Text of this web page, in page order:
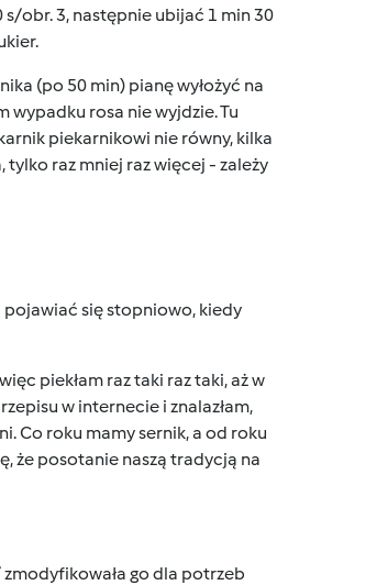
obr. 3, następnie ubijać 1 min 30
(po 50 min) pianę wyłożyć na
wypadku rosa nie wyjdzie. Tu
piekarnikowi nie równy, kilka
tylko raz mniej raz więcej - zależy
pojawiać się stopniowo, kiedy
piekłam raz taki raz taki, aż w
w internecie i znalazłam,
Co roku mamy sernik, a od roku
że posotanie naszą tradycją na
go dla potrzeb